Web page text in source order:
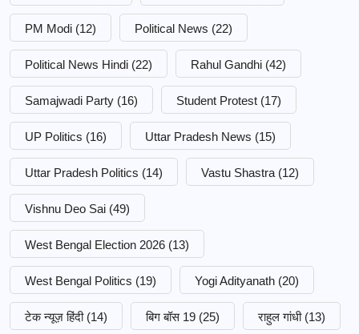
PM Modi (12) Political News (22)
Political News Hindi (22) Rahul Gandhi (42)
Samajwadi Party (16) Student Protest (17)
UP Politics (16) Uttar Pradesh News (15)
Uttar Pradesh Politics (14) Vastu Shastra (12)
Vishnu Deo Sai (49)
West Bengal Election 2026 (13)
West Bengal Politics (19) Yogi Adityanath (20)
टेक न्यूज़ हिंदी (14) बिग बॉस 19 (25) राहुल गांधी (13)